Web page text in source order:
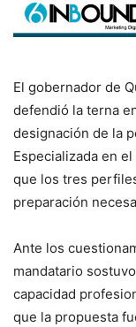
El gobernador de
defendió la terna
designación de la
Especializada en
que los tres
preparación
Ante los
mandatario
capacidad
que la propuesta